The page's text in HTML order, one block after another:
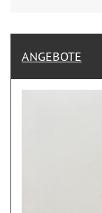
ANGEBOTE